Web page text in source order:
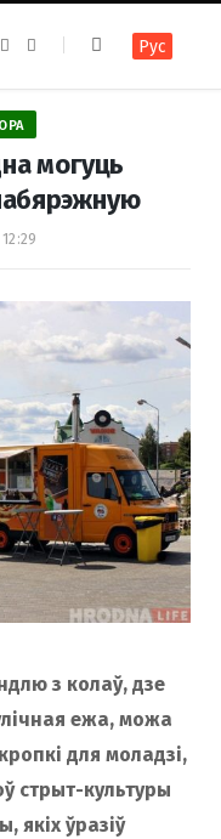
e
b
o
o
k
t
a
r
a
m
Рус
могуць
з колаў, дзе
ежа, можа
для моладзі,
стрыт-культуры
якіх ўразіў